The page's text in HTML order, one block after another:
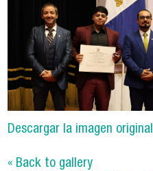
Descargar la imagen original
« Back to gallery